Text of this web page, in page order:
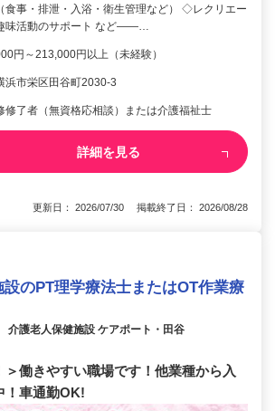
食事・排泄・入浴・衛生管理など） ◇レクリエー
味活動のサポート など――…
円～213,000円以上（未経験）
浜市栄区田谷町2030-3
修了者（無資格応相談）または介護福祉士
詳細を見る
更新日： 2026/07/30 掲載終了日： 2026/08/28
のPT理学療法士またはOT作業療
護老人保健施設 ケアポート・田谷
＞働きやすい職場です！他業種から入
！車通勤OK!